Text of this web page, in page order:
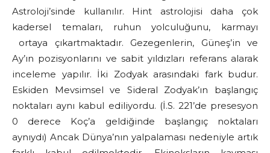
Astroloji’sinde kullanılır. Hint astrolojisi daha çok
kadersel temaları, ruhun yolculuğunu, karmayı
ortaya çıkartmaktadır. Gezegenlerin, Güneş’in ve
Ay’ın pozisyonlarını ve sabit yıldızları referans alarak
inceleme yapılır. İki Zodyak arasındaki fark budur.
Eskiden Mevsimsel ve Sideral Zodyak’ın başlangıç
noktaları aynı kabul ediliyordu. (İ.S. 221’de presesyon
0 derece Koç’a geldiğinde başlangıç noktaları
aynıydı) Ancak Dünya’nın yalpalaması nedeniyle artık